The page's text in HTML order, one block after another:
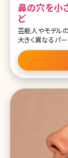
鼻の穴を小
ど
芸能人やモデル
大きく異なるパ
い……などいろ
の穴を小さくし
るのがイヤ」「
こんな悩みを改善
鼻の穴が大き
鼻の穴を小さ
3.美容整形で
する方法 3-3-
開する手術で鼻